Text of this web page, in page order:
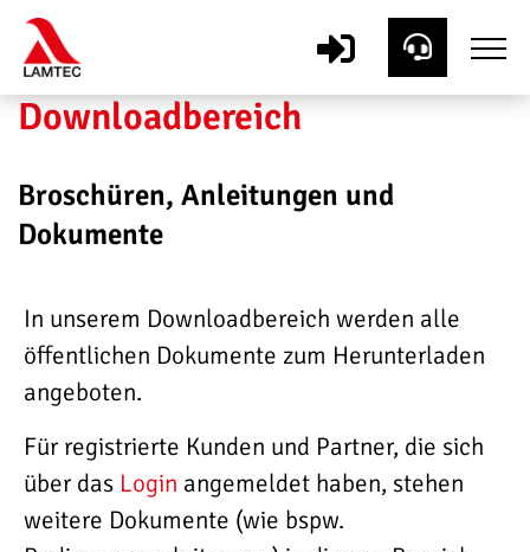
Downloadbereich
Broschüren, Anleitungen und
Dokumente
In unserem Downloadbereich werden alle
öffentlichen Dokumente zum Herunterladen
angeboten.
Für registrierte Kunden und Partner, die sich
über das Login angemeldet haben, stehen
weitere Dokumente (wie bspw.